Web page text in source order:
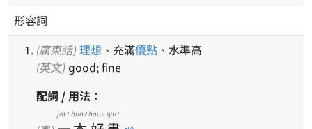
形容詞
(廣東話) 理想 、充滿優點 、水準高
(英文) good; fine
配詞 / 用法：
jat1 bun2hou2 syu1